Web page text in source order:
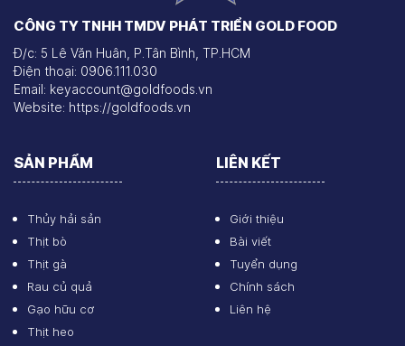
CÔNG TY TNHH TMDV PHÁT TRIỂN GOLD FOOD
Đ/c: 5 Lê Văn Huân, P.Tân Bình, TP.HCM
Điện thoại: 0906.111.030
Email: keyaccount@goldfoods.vn
Website: https://goldfoods.vn
SẢN PHẨM
Thủy hải sản
Thịt bò
Thịt gà
Rau củ quả
Gạo hữu cơ
Thịt heo
LIÊN KẾT
Giới thiệu
Bài viết
Tuyển dụng
Chính sách
Liên hệ